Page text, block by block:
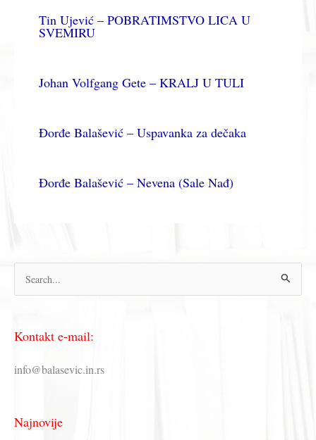
Tin Ujević – POBRATIMSTVO LICA U
SVEMIRU
Johan Volfgang Gete – KRALJ U TULI
Đorđe Balašević – Uspavanka za dečaka
Đorđe Balašević – Nevena (Sale Nađ)
р
т
р
а
Kontakt e-mail:
info@balasevic.in.rs
Najnovije